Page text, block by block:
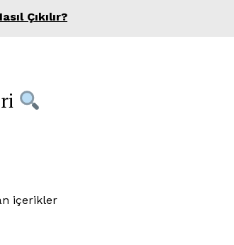
Çıkılır?
içerikler